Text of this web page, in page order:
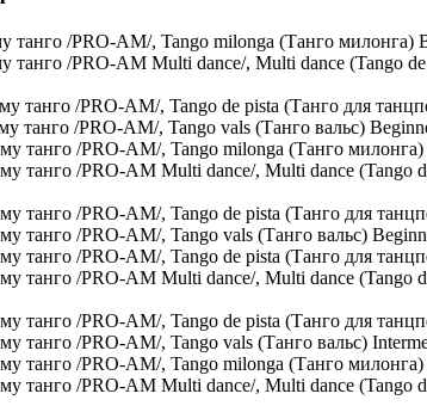
/PRO-AM/, Tango milonga (Танго милонга)
/PRO-AM Multi dance/, Multi dance (Tango
/PRO-AM/, Tango de pista (Танго для
/PRO-AM/, Tango vals (Танго вальс)
танго /PRO-AM/, Tango milonga (Танго милонга)
/PRO-AM Multi dance/, Multi dance (Tango
танго /PRO-AM/, Tango de pista (Танго для
танго /PRO-AM/, Tango vals (Танго вальс)
/PRO-AM/, Tango de pista (Танго для
/PRO-AM Multi dance/, Multi dance (Tango
/PRO-AM/, Tango de pista (Танго для
/PRO-AM/, Tango vals (Танго вальс)
/PRO-AM/, Tango milonga (Танго милонга)
/PRO-AM Multi dance/, Multi dance (Tango